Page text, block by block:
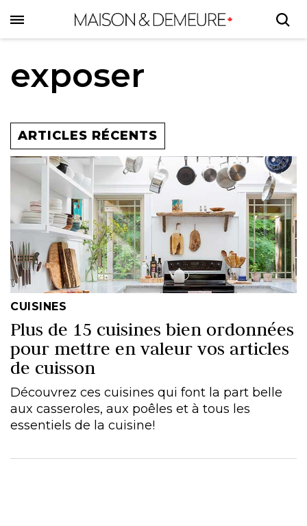
to
main
exposer
ARTICLES RÉCENTS
CUISINES
Plus de 15 cuisines bien ordonnées
pour mettre en valeur vos articles
de cuisson
Découvrez ces cuisines qui font la part belle
aux casseroles, aux poêles et à tous les
essentiels de la cuisine!